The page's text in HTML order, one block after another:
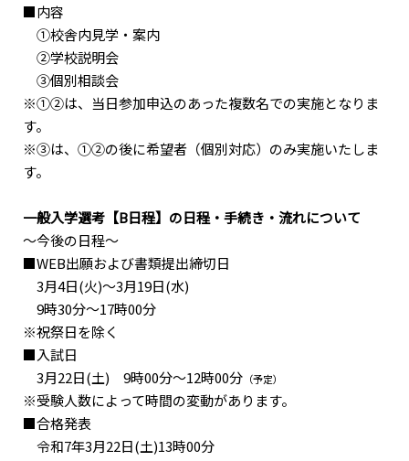
■内容
①校舎内見学・案内
②学校説明会
③個別相談会
※①②は、当日参加申込のあった複数名での実施となりま
す。
※③は、①②の後に希望者（個別対応）のみ実施いたしま
す。
一般入学選考【B日程】の日程・手続き・流れについて
～今後の日程～
■WEB出願および書類提出締切日
3月4日(火)〜3月19日(水)
9時30分～17時00分
※祝祭日を除く
■入試日
3月22日(土) 9時00分～12時00分 （予定）
※受験人数によって時間の変動があります。
■合格発表
令和7年3月22日(土)13時00分